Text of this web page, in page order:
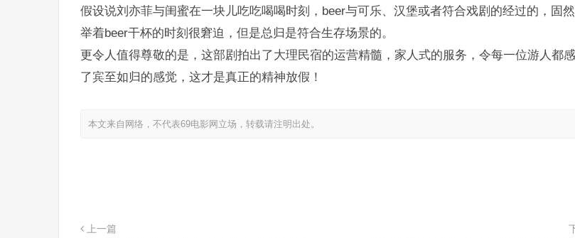
假设说刘亦菲与闺蜜在一块儿吃吃喝喝时刻，beer与可乐、汉堡或者符合戏剧的经过的，固
举着beer干杯的时刻很窘迫，但是总归是符合生存场景的。
更令人值得尊敬的是，这部剧拍出了大理民宿的运营精髓，家人式的服务，令每一位游人都
了宾至如归的感觉，这才是真正的精神放假！
本文来自网络，不代表69电影网立场，转载请注明出处。
上一篇